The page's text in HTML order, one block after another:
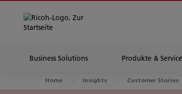
Business Solutions Produkte &
Home Insights Customer Stories